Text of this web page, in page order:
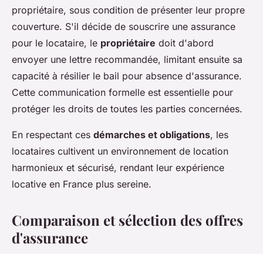
propriétaire, sous condition de présenter leur propre
couverture. S'il décide de souscrire une assurance
pour le locataire, le propriétaire doit d'abord
envoyer une lettre recommandée, limitant ensuite sa
capacité à résilier le bail pour absence d'assurance.
Cette communication formelle est essentielle pour
protéger les droits de toutes les parties concernées.
En respectant ces démarches et obligations, les
locataires cultivent un environnement de location
harmonieux et sécurisé, rendant leur expérience
locative en France plus sereine.
Comparaison et sélection des offres
d'assurance